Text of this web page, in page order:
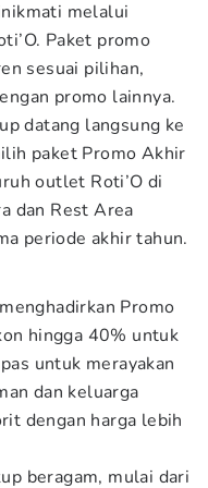
melalui
Paket promo
sesuai pilihan,
promo lainnya.
datang langsung ke
paket Promo Akhir
outlet Roti’O di
dan Rest Area
periode akhir tahun.
Promo
hingga 40% untuk
untuk merayakan
dan keluarga
dengan harga lebih
beragam, mulai dari